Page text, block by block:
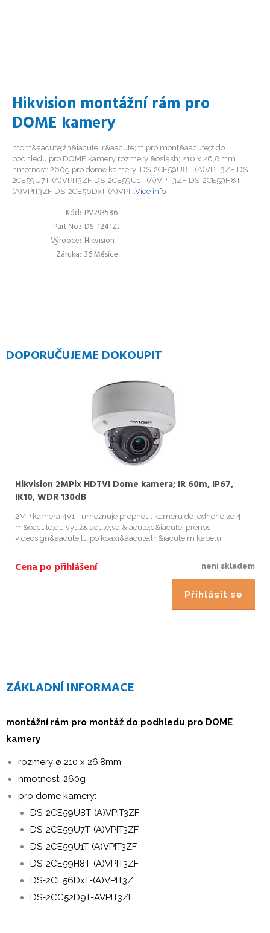
Hikvision montážní rám pro
DOME kamery
mont&aacute;žn&iacute; r&aacute;m pro mont&aacute;ž do
podhledu pro DOME kamery rozmery &oslash; 210 x 26,8mm
hmotnost: 260g pro dome kamery: DS-2CE59U8T-(A)VPIT3ZF DS-
2CE59U7T-(A)VPIT3ZF DS-2CE59U1T-(A)VPIT3ZF DS-2CE59H8T-
(A)VPIT3ZF DS-2CE56DxT-(A)VPI...Více info
Kód PV293586
Part No. DS-1241ZJ
Výrobce Hikvision
Záruka 36 Měsíce
DOPORUČUJEME DOKOUPIT
Hikvision 2MPix HDTVI Dome kamera; IR 60m, IP67,
IK10, WDR 130dB
2MP kamera 4v1 - umožnuje prepnout kameru do jednoho ze 4
m&oacute;du využ&iacute;vaj&iacute;c&iacute; prenos
videosign&aacute;lu po koaxi&aacute;ln&iacute;m kabelu.
není skladem
Cena po přihlášení
Přihlásit se
ZÁKLADNÍ INFORMACE
montážní rám pro montáž do podhledu pro DOME
kamery
rozmery ø 210 x 26,8mm
hmotnost: 260g
pro dome kamery:
DS-2CE59U8T-(A)VPIT3ZF
DS-2CE59U7T-(A)VPIT3ZF
DS-2CE59U1T-(A)VPIT3ZF
DS-2CE59H8T-(A)VPIT3ZF
DS-2CE56DxT-(A)VPIT3Z
DS-2CC52D9T-AVPIT3ZE